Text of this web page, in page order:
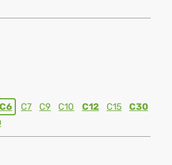
C6 C7 C9 C10 C12 C15
C30